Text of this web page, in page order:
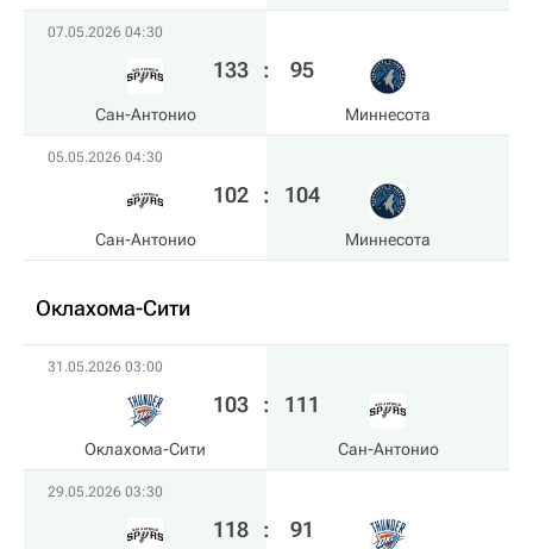
07.05.2026 04:30
Сан-Антонио
133 : 95
Миннесота
05.05.2026 04:30
Сан-Антонио
102 : 104
Миннесота
Оклахома-Сити
31.05.2026 03:00
Оклахома-Сити
103 : 111
Сан-Антонио
29.05.2026 03:30
118 : 91